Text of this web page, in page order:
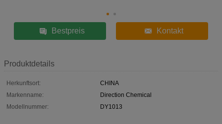
Bestpreis Kontakt
Produktdetails
Herkunftsort:
CHINA
Markenname:
Direction Chemical
Modellnummer:
DY1013